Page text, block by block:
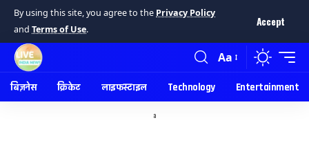
By using this site, you agree to the Privacy Policy
and Terms of Use.
Accept
Aa
बिज़नेस क्रिकेट लाइफस्टाइल Technology Entertainment
a